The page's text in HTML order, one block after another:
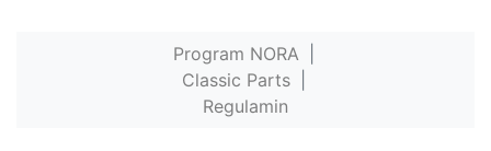
Program NORA
Classic Parts
Regulamin